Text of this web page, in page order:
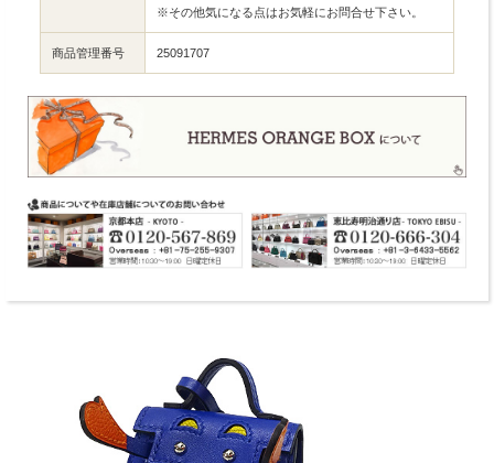
※その他気になる点はお気軽にお問合せ下さい。
商品管理番号 25091707